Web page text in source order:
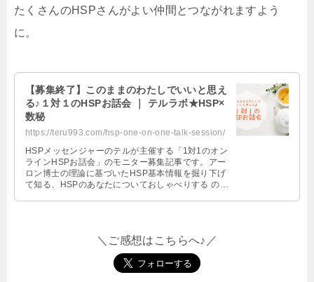
たくさんのHSPさんがよい仲間とつながれますよう
に。
【募集終了】このままのわたしでいいと思え
る♪１対１のHSPお話会 ｜ テルラボ★HSP×
数秘
https://teru993.com/hsp-one-on-one-talk-session/
HSPメッセンジャーのテルが主催する「1対1のオン
ラインHSPお話会」のモニター募集記事です。アー
ロン博士の理論に基づいたHSP基本情報を掘り下げ
て知る、HSPのあなたについておしゃべりする の2
＼ご感想はこちらへ♪／